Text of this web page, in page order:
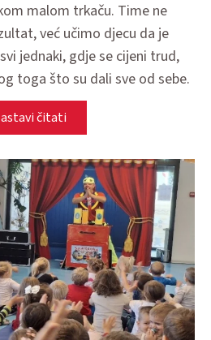
malom trkaču. Time ne
već učimo djecu da je
jednaki, gdje se cijeni trud,
toga što su dali sve od sebe.
čitati